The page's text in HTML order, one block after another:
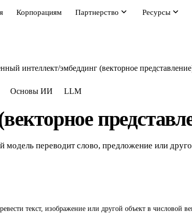
Корпорациям Партнерство Ресурсы
интеллект/эмбеддинг (векторное
Основы ИИ LLM
модель переводит слово, предложение или
текст, изображение или другой объект в числовой